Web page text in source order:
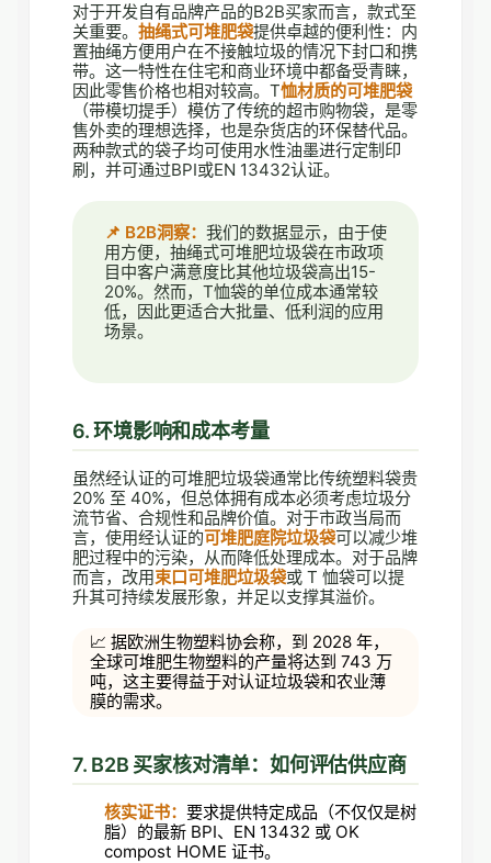
对于开发自有品牌产品的B2B买家而言，款式至
关重要。 抽绳式可堆肥袋提供卓越的便利性：内
置抽绳方便用户在不接触垃圾的情况下封口和携
带。这一特性在住宅和商业环境中都备受青睐，
因此零售价格也相对较高。T恤材质的可堆肥袋
（带模切提手）模仿了传统的超市购物袋，是零
售外卖的理想选择，也是杂货店的环保替代品。
两种款式的袋子均可使用水性油墨进行定制印
刷，并可通过BPI或EN 13432认证。
📌 B2B洞察： 我们的数据显示，由于使
用方便，抽绳式可堆肥垃圾袋在市政项
目中客户满意度比其他垃圾袋高出15-
20%。然而，T恤袋的单位成本通常较
低，因此更适合大批量、低利润的应用
场景。
6. 环境影响和成本考量
虽然经认证的可堆肥垃圾袋通常比传统塑料袋贵
20% 至 40%，但总体拥有成本必须考虑垃圾分
流节省、合规性和品牌价值。对于市政当局而
言，使用经认证的可堆肥庭院垃圾袋可以减少堆
肥过程中的污染，从而降低处理成本。对于品牌
而言，改用束口可堆肥垃圾袋或 T 恤袋可以提
升其可持续发展形象，并足以支撑其溢价。
📈 据欧洲生物塑料协会称，到 2028 年，
全球可堆肥生物塑料的产量将达到 743 万
吨，这主要得益于对认证垃圾袋和农业薄
膜的需求。
7. B2B 买家核对清单：如何评估供应商
核实证书： 要求提供特定成品（不仅仅是树
脂）的最新 BPI、EN 13432 或 OK
compost HOME 证书。